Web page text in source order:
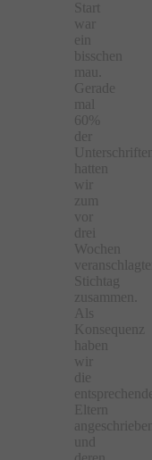
Start
war
ein
bisschen
mau.
Gerade
mal
60%
der
Unterschriften
hatten
wir
zum
vor
drei
Wochen
veranschlagten
Stichtag
zusammen.
Als
Konsequenz
haben
wir
die
Eltern
angeschrieben
und